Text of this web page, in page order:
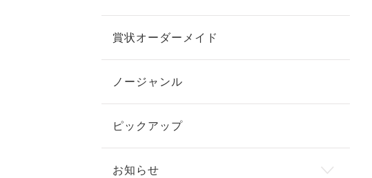
賞状オーダーメイド
ノージャンル
ピックアップ
お知らせ